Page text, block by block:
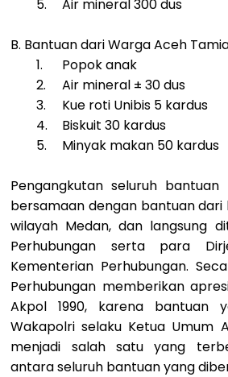
5.
Air mineral 300 dus
B. Bantuan dari Warga Aceh
1.
Popok anak
2.
Air mineral ± 30 dus
3.
Kue roti Unibis 5 kardus
4.
Biskuit 30 kardus
5.
Minyak makan 50 kardus
Pengangkutan seluruh
bersamaan dengan bantuan dari
wilayah Medan, dan langsung
Perhubungan serta para
Kementerian Perhubungan.
Perhubungan memberikan
Akpol 1990, karena bantuan
Wakapolri selaku Ketua Umum
menjadi salah satu yang
antara seluruh bantuan yang